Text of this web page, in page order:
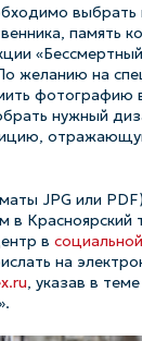
выбрать
память
желанию на
фотографию
нужный
JPG или
Красноярский
в
на
, указав в